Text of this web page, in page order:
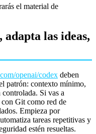
el material de
adapta las ideas,
openai/codex deben
patrón: contexto mínimo,
Si vas a
Git como red de
Empieza por
tareas repetitivas y
estén resueltas.